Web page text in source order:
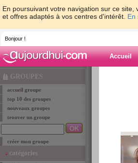
En poursuivant votre navigation sur ce
et offres adaptés à vos centres d'intérêt. En
Bonjour !
Accueil
GROUPES
accueil groupe
top 10 des groupes
nouveaux groupes
trouver un groupe
créer mon groupe
catégories
Les
Ces groupes
pourrez ainsi